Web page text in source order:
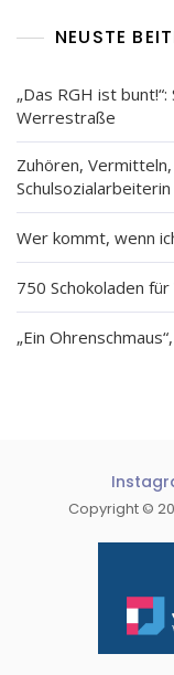
NEUSTE
„Das RGH ist
Werrestraße
Zuhören,
Wer kommt, wenn
750 Schokoladen
„Ein
Copyright ©